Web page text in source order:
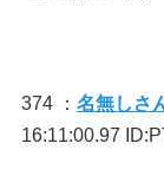
374 ： 名無しさ
16:11:00.97